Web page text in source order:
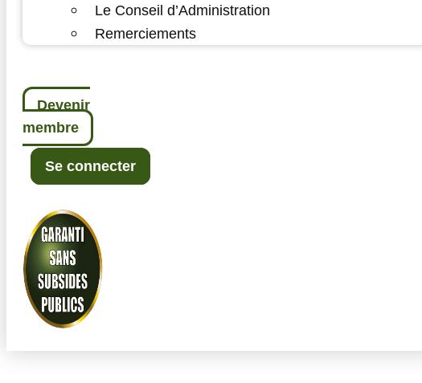
Le Conseil d’Administration
Remerciements
Devenir
membre
Se connecter